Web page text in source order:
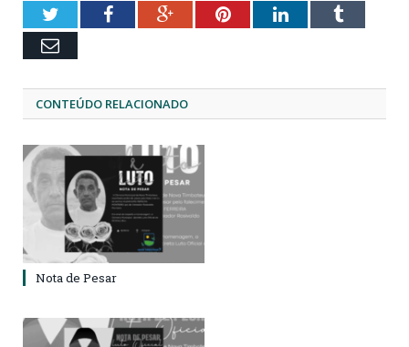
TwitterFacebookGoogle+PinterestLinkedInTumblr
Email
CONTEÚDO RELACIONADO
Nota de Pesar